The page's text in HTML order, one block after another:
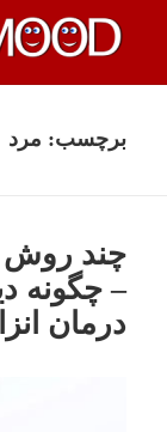
چیزای
برچسب: مرد
چند روش
– چگونه
درمان